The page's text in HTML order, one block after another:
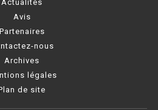
ÉLECTRIQUE
ÉLECTRIQUE
Actualités
Avis
Partenaires
nous
Archives
légales
de site